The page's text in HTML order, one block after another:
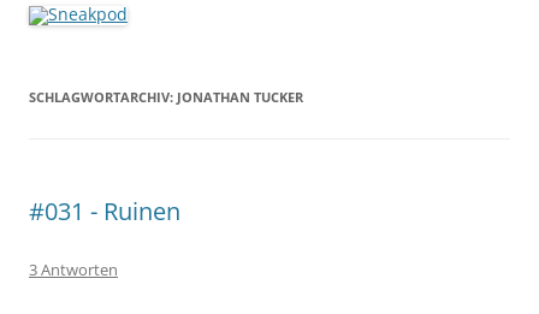
SCHLAGWORTARCHIV: JONATHAN TUCKER
#031 - Ruinen
3 Antworten